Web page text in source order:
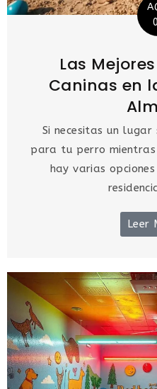
Las
Caninas en
Si necesitas un
para tu perro
hay varias
Leer